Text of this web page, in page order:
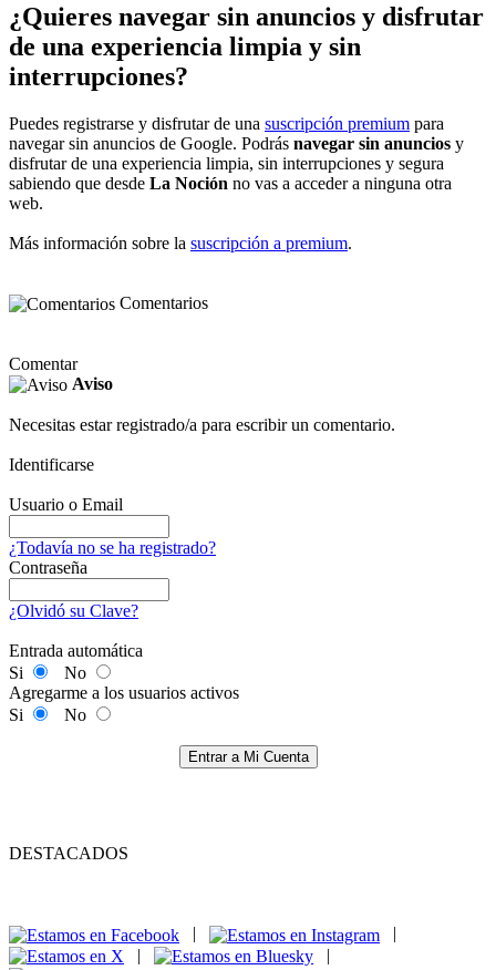
¿Quieres navegar sin anuncios y disfrutar
de una experiencia limpia y sin
interrupciones?
Puedes registrarse y disfrutar de una suscripción premium para
navegar sin anuncios de Google. Podrás navegar sin anuncios y
disfrutar de una experiencia limpia, sin interrupciones y segura
sabiendo que desde La Noción no vas a acceder a ninguna otra
web.
Más información sobre la suscripción a premium.
Comentarios
Comentar
Aviso
Necesitas estar registrado/a para escribir un comentario.
Identificarse
Usuario o Email
¿Todavía no se ha registrado?
Contraseña
¿Olvidó su Clave?
Entrada automática
Si
No
Agregarme a los usuarios activos
Si
No
Entrar a Mi Cuenta
DESTACADOS
|
|